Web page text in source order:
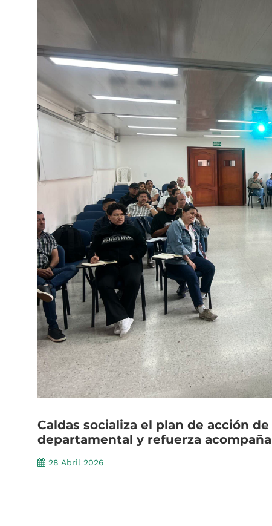
Caldas socializa el plan de acción de
departamental y refuerza
28 Abril 2026